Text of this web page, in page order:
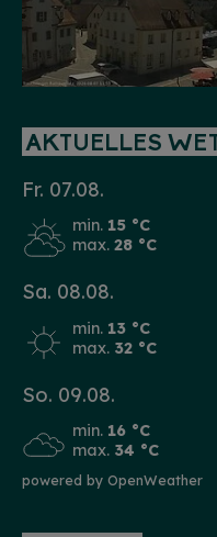
AKTUELLES
Fr. 07.08.
min. 15 °C
max. 28 °C
Sa. 08.08.
min. 13 °C
max. 32 °C
So. 09.08.
min. 16 °C
max. 34 °C
powered by OpenWeather